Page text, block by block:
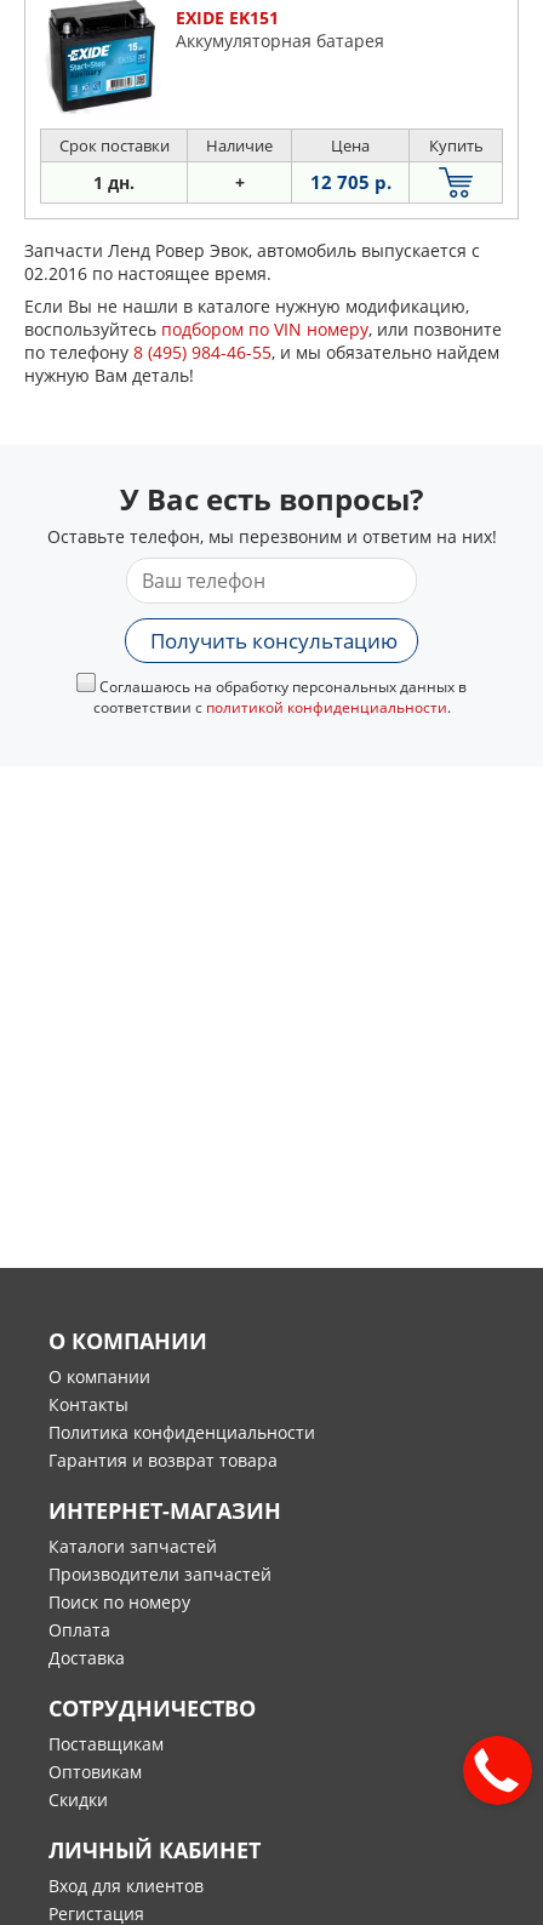
EXIDE EK151
Аккумуляторная батарея
Срок поставки Наличие Цена Купить
1 дн. + 12 705 р.
Запчасти Ленд Ровер Эвок, автомобиль выпускается с
02.2016 по настоящее время.
Если Вы не нашли в каталоге нужную модификацию,
воспользуйтесь подбором по VIN номеру, или позвоните
по телефону 8 (495) 984-46-55, и мы обязательно найдем
нужную Вам деталь!
У Вас есть вопросы?
Оставьте телефон, мы перезвоним и ответим на них!
Получить консультацию
Соглашаюсь на обработку персональных данных в
соответствии с политикой конфиденциальности.
О КОМПАНИИ
О компании
Контакты
Политика конфиденциальности
Гарантия и возврат товара
ИНТЕРНЕТ-МАГАЗИН
Каталоги запчастей
Производители запчастей
Поиск по номеру
Оплата
Доставка
СОТРУДНИЧЕСТВО
Поставщикам
Оптовикам
Скидки
ЛИЧНЫЙ КАБИНЕТ
Вход для клиентов
Регистация